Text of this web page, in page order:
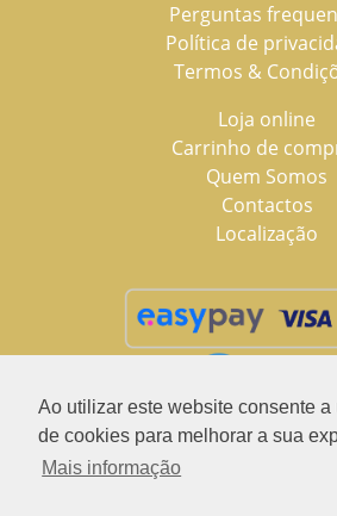
Ao utilizar este website consente a
de cookies para melhorar a sua
Mais informação
Perguntas
Política de
Termos &
Loja online
Carrinho de
Quem Somos
Contactos
Localização